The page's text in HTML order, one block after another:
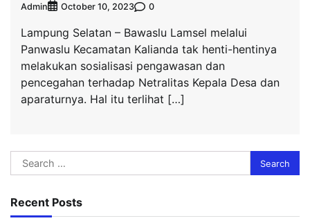
Admin October 10, 2023 0
Lampung Selatan – Bawaslu Lamsel melalui
Panwaslu Kecamatan Kalianda tak henti-hentinya
melakukan sosialisasi pengawasan dan
pencegahan terhadap Netralitas Kepala Desa dan
aparaturnya. Hal itu terlihat […]
Search
for:
Recent Posts